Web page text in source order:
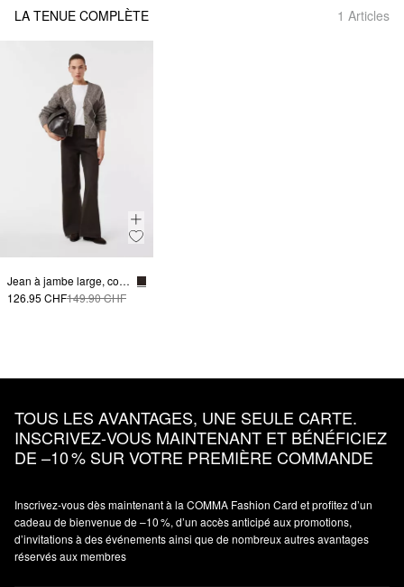
LA TENUE COMPLÈTE 1 Articles
Jean à jambe large, coupe décontractée
126.95 CHF149.90 CHF
TOUS LES AVANTAGES, UNE SEULE CARTE.
INSCRIVEZ‑VOUS MAINTENANT ET BÉNÉFICIEZ
DE –10 % SUR VOTRE PREMIÈRE COMMANDE
Inscrivez‑vous dès maintenant à la COMMA Fashion Card et profitez d’un
cadeau de bienvenue de –10 %, d’un accès anticipé aux promotions,
d’invitations à des événements ainsi que de nombreux autres avantages
réservés aux membres